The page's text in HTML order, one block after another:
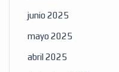
junio 2025
mayo 2025
abril 2025